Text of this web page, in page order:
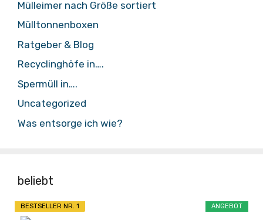
Mülleimer nach Größe sortiert
Mülltonnenboxen
Ratgeber & Blog
Recyclinghöfe in….
Spermüll in….
Uncategorized
Was entsorge ich wie?
beliebt
ANGEBOT
BESTSELLER NR. 1